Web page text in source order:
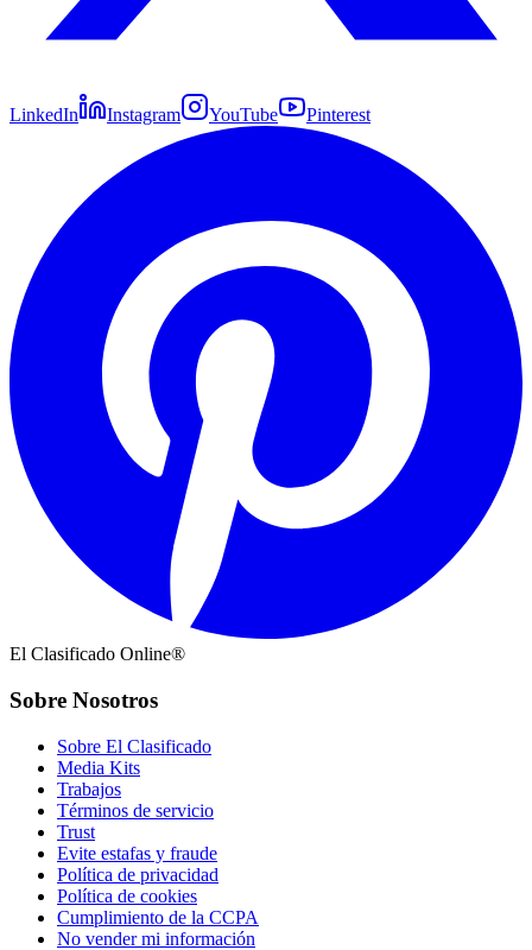
LinkedIn Instagram YouTube Pinterest
El Clasificado Online®
Sobre Nosotros
Sobre El Clasificado
Media Kits
Trabajos
Términos de servicio
Trust
Evite estafas y fraude
Política de privacidad
Política de cookies
Cumplimiento de la CCPA
No vender mi información